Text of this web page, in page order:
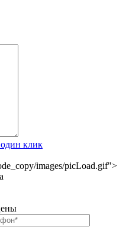
клик
images/picLoad.gif">